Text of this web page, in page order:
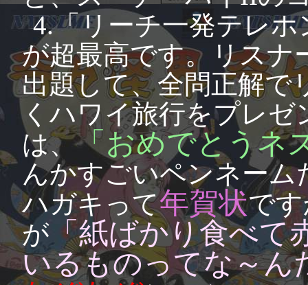
4.「リーチ一発テレ
が超最高です。リスナ
出題して、全問正解で
くハワイ旅行をプレゼ
は、「おめでとうネ
んかすごいペンネー
ハガキって年賀状で
が 「紙ばかり食べ
いるものってな～ん